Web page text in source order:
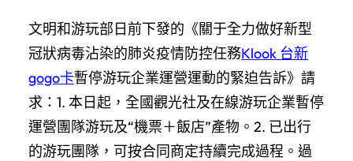
文明和游玩部日前下發的《關于全力做好新型
冠狀病毒沾染的肺炎疫情防控任務Klook 台新
gogo卡暫停游玩企業運營運動的緊迫告訴》請
求：1. 本日起，全國觀光社及在線游玩企業暫停
運營團隊游玩及“機票＋飯店”產物。2. 已出行
的游玩團隊，可按合同商定持續完成過程。過